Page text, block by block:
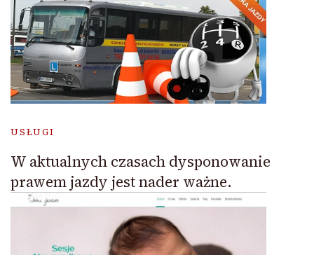
USŁUGI
W aktualnych czasach dysponowanie
prawem jazdy jest nader ważne.